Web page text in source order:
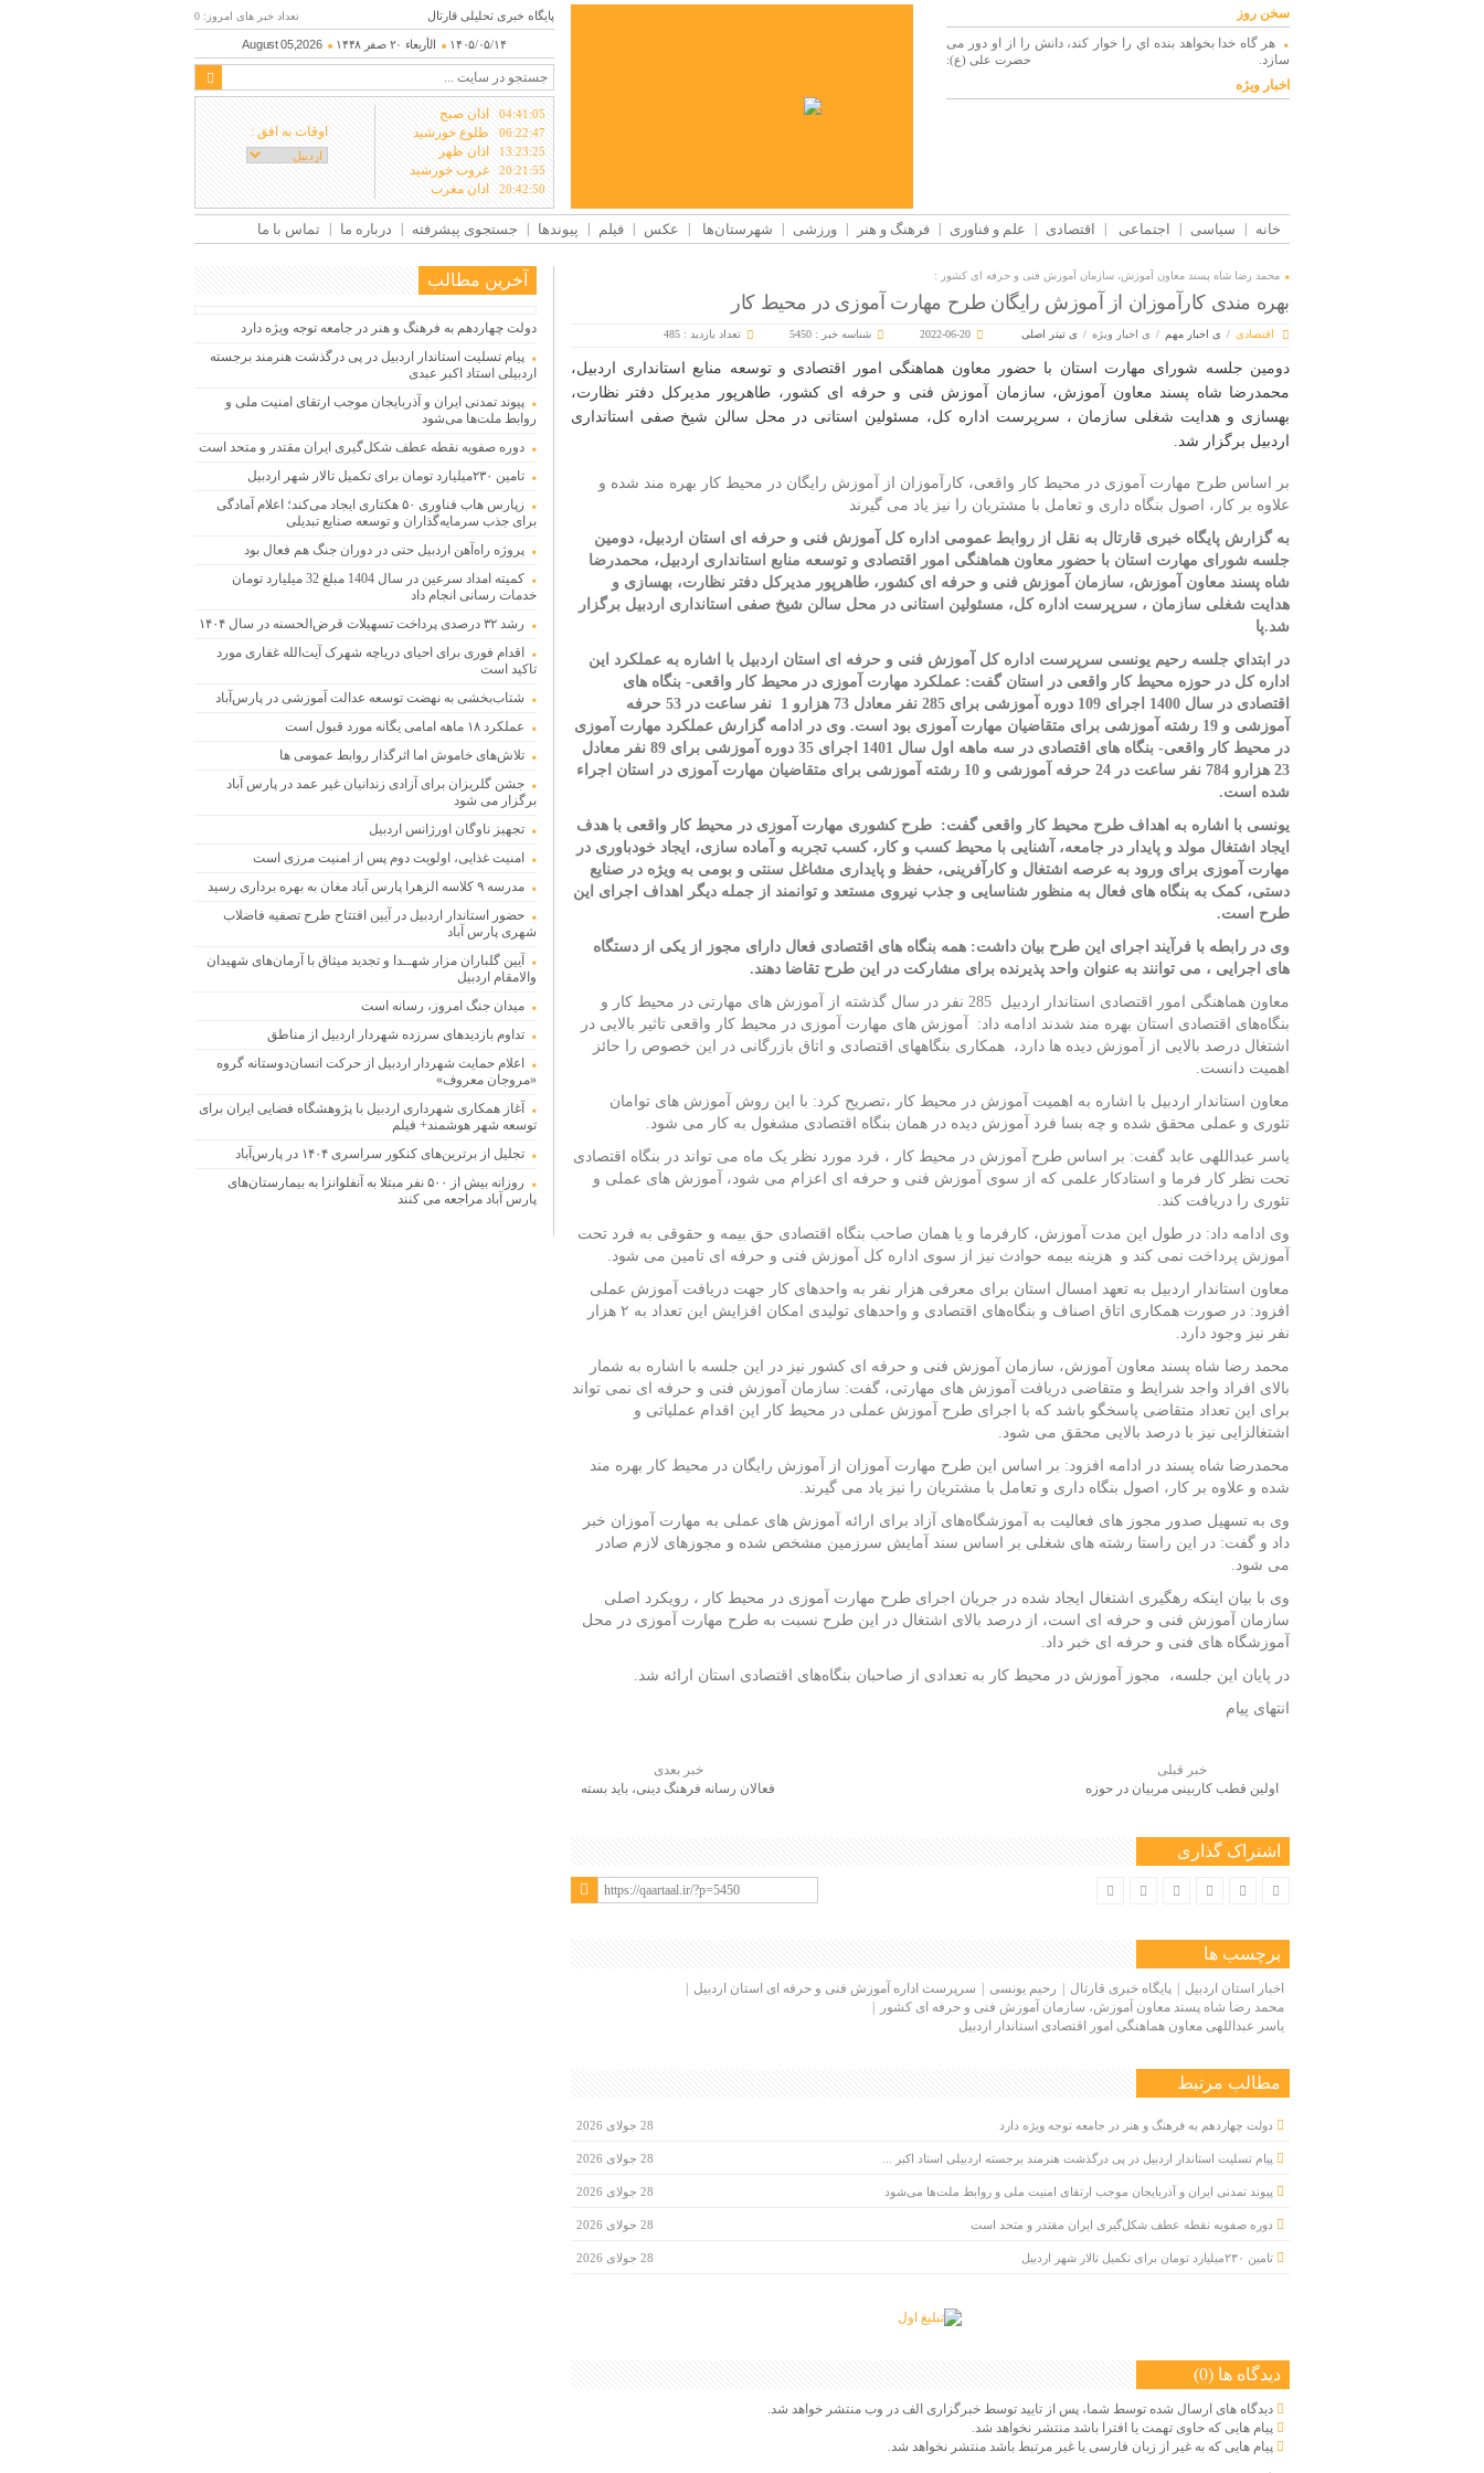
سخن روز
هر گاه خدا بخواهد بنده اي را خوار كند، دانش را از او دور می
سازد.
حضرت علی (ع):
اخبار ویژه
پایگاه خبری تحلیلی قارتال تعداد خبر های امروز: 0
۱۴۰۵/۰۵/۱۴ الأربعاء ۲۰ صفر ۱۴۴۸ August 05,2026
04:41:05 اذان صبح
06:22:47 طلوع خورشید
13:23:25 اذان ظهر
20:21:55 غروب خورشید
20:42:50 اذان مغرب
اوقات به افق :
خانه سیاسی اجتماعی اقتصادی علم و فناوری فرهنگ و هنر ورزشی شهرستان‌ها عکس فیلم پیوندها جستجوی پیشرفته درباره ما تماس با ما
محمد رضا شاه پسند معاون آموزش، سازمان آموزش فنی و حرفه ای کشور :
بهره مندی کارآموزان از آموزش رایگان طرح مهارت آموزی در محیط کار
اقتصادی / ی اخبار مهم / ی اخبار ویژه / ی تیتر اصلی 2022-06-20 شناسه خبر : 5450 تعداد بازدید : 485
دومین جلسه شورای مهارت استان با حضور معاون هماهنگی امور اقتصادی و توسعه منابع استانداری اردبیل،
محمدرضا شاه پسند معاون آموزش، سازمان آموزش فنی و حرفه ای کشور، طاهرپور مدیرکل دفتر نظارت،
بهسازی و هدایت شغلی سازمان ، سرپرست اداره کل، مسئولین استانی در محل سالن شیخ صفی استانداری
اردبیل برگزار شد.
بر اساس طرح مهارت آموزی در محیط کار واقعی، کارآموزان از آموزش رایگان در محیط کار بهره مند شده و
علاوه بر کار، اصول بنگاه داری و تعامل با مشتریان را نیز یاد می گیرند
به گزارش پایگاه خبری قارتال به نقل از روابط عمومی اداره کل آموزش فنی و حرفه ای استان اردبیل، دومین
جلسه شورای مهارت استان با حضور معاون هماهنگی امور اقتصادی و توسعه منابع استانداری اردبیل، محمدرضا
شاه پسند معاون آموزش، سازمان آموزش فنی و حرفه ای کشور، طاهرپور مدیرکل دفتر نظارت، بهسازی و
هدایت شغلی سازمان ، سرپرست اداره کل، مسئولین استانی در محل سالن شیخ صفی استانداری اردبیل برگزار
شد.پا
در ابتداي جلسه رحیم یونسی سرپرست اداره کل آموزش فنی و حرفه ای استان اردبیل با اشاره به عملکرد این
اداره کل در حوزه محیط کار واقعی در استان گفت: عملکرد مهارت آموزی در محیط کار واقعی- بنگاه های
اقتصادی در سال 1400 اجرای 109 دوره آموزشی برای 285 نفر معادل 73 هزارو 1 نفر ساعت در 53 حرفه
آموزشی و 19 رشته آموزشی برای متقاضیان مهارت آموزی بود است. وی در ادامه گزارش عملکرد مهارت آموزی
در محیط کار واقعی- بنگاه های اقتصادی در سه ماهه اول سال 1401 اجرای 35 دوره آموزشی برای 89 نفر معادل
23 هزارو 784 نفر ساعت در 24 حرفه آموزشی و 10 رشته آموزشی برای متقاضیان مهارت آموزی در استان اجراء
شده است.
یونسی با اشاره به اهداف طرح محیط کار واقعی گفت: طرح کشوری مهارت آموزی در محیط کار واقعی با هدف
ایجاد اشتغال مولد و پایدار در جامعه، آشنایی با محیط کسب و کار، کسب تجربه و آماده سازی، ایجاد خودباوری در
مهارت آموزی برای ورود به عرصه اشتغال و کارآفرینی، حفظ و پایداری مشاغل سنتی و بومی به ویژه در صنایع
دستی، کمک به بنگاه های فعال به منظور شناسایی و جذب نیروی مستعد و توانمند از جمله دیگر اهداف اجرای این
طرح است.
وی در رابطه با فرآیند اجرای این طرح بیان داشت: همه بنگاه های اقتصادی فعال دارای مجوز از یکی از دستگاه
های اجرایی ، می توانند به عنوان واحد پذیرنده برای مشارکت در این طرح تقاضا دهند.
معاون هماهنگی امور اقتصادی استاندار اردبیل 285 نفر در سال گذشته از آموزش های مهارتی در محیط کار و
بنگاه‌های اقتصادی استان بهره مند شدند ادامه داد: آموزش های مهارت آموزی در محیط کار واقعی تاثیر بالایی در
اشتغال درصد بالایی از آموزش دیده ها دارد، همکاری بنگاههای اقتصادی و اتاق بازرگانی در این خصوص را حائز
اهمیت دانست.
معاون استاندار اردبیل با اشاره به اهمیت آموزش در محیط کار ،تصریح کرد: با این روش آموزش های توامان
تئوری و عملی محقق شده و چه بسا فرد آموزش دیده در همان بنگاه اقتصادی مشغول به کار می شود.
یاسر عبداللهی عابد گفت: بر اساس طرح آموزش در محیط کار ، فرد مورد نظر یک ماه می تواند در بنگاه اقتصادی
تحت نظر کار فرما و استادکار علمی که از سوی آموزش فنی و حرفه ای اعزام می شود، آموزش های عملی و
تئوری را دریافت کند.
وی ادامه داد: در طول این مدت آموزش، کارفرما و یا همان صاحب بنگاه اقتصادی حق بیمه و حقوقی به فرد تحت
آموزش پرداخت نمی کند و هزینه بیمه حوادث نیز از سوی اداره کل آموزش فنی و حرفه ای تامین می شود.
معاون استاندار اردبیل به تعهد امسال استان برای معرفی هزار نفر به واحدهای کار جهت دریافت آموزش عملی
افزود: در صورت همکاری اتاق اصناف و بنگاه‌های اقتصادی و واحدهای تولیدی امکان افزایش این تعداد به ۲ هزار
نفر نیز وجود دارد.
محمد رضا شاه پسند معاون آموزش، سازمان آموزش فنی و حرفه ای کشور نیز در این جلسه با اشاره به شمار
بالای افراد واجد شرایط و متقاضی دریافت آموزش های مهارتی، گفت: سازمان آموزش فنی و حرفه ای نمی تواند
برای این تعداد متقاضی پاسخگو باشد که با اجرای طرح آموزش عملی در محیط کار این اقدام عملیاتی و
اشتغالزایی نیز با درصد بالایی محقق می شود.
محمدرضا شاه پسند در ادامه افزود: بر اساس این طرح مهارت آموزان از آموزش رایگان در محیط کار بهره مند
شده و علاوه بر کار، اصول بنگاه داری و تعامل با مشتریان را نیز یاد می گیرند.
وی به تسهیل صدور مجوز های فعالیت به آموزشگاه‌های آزاد برای ارائه آموزش های عملی به مهارت آموزان خبر
داد و گفت: در این راستا رشته های شغلی بر اساس سند آمایش سرزمین مشخص شده و مجوزهای لازم صادر
می شود.
وی با بیان اینکه رهگیری اشتغال ایجاد شده در جریان اجرای طرح مهارت آموزی در محیط کار ، رویکرد اصلی
سازمان آموزش فنی و حرفه ای است، از درصد بالای اشتغال در این طرح نسبت به طرح مهارت آموزی در محل
آموزشگاه های فنی و حرفه ای خبر داد.
در پایان این جلسه، مجوز آموزش در محیط کار به تعدادی از صاحبان بنگاه‌های اقتصادی استان ارائه شد.
انتهای پیام
خبر قبلی
اولین قطب کاربینی مربیان در حوزه
خبر بعدی
فعالان رسانه فرهنگ دینی، باید بسته
اشتراک گذاری
برچسب ها
اخبار استان اردبیل پایگاه خبری قارتال رحیم یونسی
سرپرست اداره آموزش فنی و حرفه ای استان اردبیل
محمد رضا شاه پسند معاون آموزش، سازمان آموزش فنی و حرفه ای کشور
یاسر عبداللهی معاون هماهنگی امور اقتصادی استاندار اردبیل
مطالب مرتبط
دولت چهاردهم به فرهنگ و هنر در جامعه توجه ویژه دارد 28 جولای 2026
پیام تسلیت استاندار اردبیل در پی درگذشت هنرمند برجسته اردبیلی استاد اکبر ... 28 جولای 2026
پیوند تمدنی ایران و آذربایجان موجب ارتقای امنیت ملی و روابط ملت‌ها می‌شود 28 جولای 2026
دوره صفویه نقطه عطف شکل‌گیری ایران مقتدر و متحد است 28 جولای 2026
تامین ۲۳۰میلیارد تومان برای تکمیل تالار شهر اردبیل 28 جولای 2026
دیدگاه ها (0)
دیدگاه های ارسال شده توسط شما، پس از تایید توسط خبرگزاری الف در وب منتشر خواهد شد.
پیام هایی که حاوی تهمت یا افترا باشد منتشر نخواهد شد.
پیام هایی که به غیر از زبان فارسی یا غیر مرتبط باشد منتشر نخواهد شد.
آخرین مطالب
دولت چهاردهم به فرهنگ و هنر در جامعه توجه ویژه دارد
پیام تسلیت استاندار اردبیل در پی درگذشت هنرمند برجسته
اردبیلی استاد اکبر عبدی
پیوند تمدنی ایران و آذربایجان موجب ارتقای امنیت ملی و
روابط ملت‌ها می‌شود
دوره صفویه نقطه عطف شکل‌گیری ایران مقتدر و متحد است
تامین ۲۳۰میلیارد تومان برای تکمیل تالار شهر اردبیل
زپارس هاب فناوری ۵۰ هکتاری ایجاد می‌کند؛ اعلام آمادگی
برای جذب سرمایه‌گذاران و توسعه صنایع تبدیلی
پروژه راه‌آهن اردبیل حتی در دوران جنگ هم فعال بود
کمیته امداد سرعین در سال 1404 مبلغ 32 میلیارد تومان
خدمات رسانی انجام داد
رشد ۳۲ درصدی پرداخت تسهیلات قرض‌الحسنه در سال ۱۴۰۴
اقدام فوری برای احیای دریاچه شهرک آیت‌الله غفاری مورد
تاکید است
شتاب‌بخشی به نهضت توسعه عدالت آموزشی در پارس‌آباد
عملکرد ۱۸ ماهه امامی یگانه مورد قبول است
تلاش‌های خاموش اما اثرگذار روابط عمومی ها
جشن گلریزان برای آزادی زندانیان غیر عمد در پارس آباد
برگزار می شود
تجهیز ناوگان اورژانس اردبیل
امنیت غذایی، اولویت دوم پس از امنیت مرزی است
مدرسه ۹ کلاسه الزهرا پارس آباد مغان به بهره برداری رسید
حضور استاندار اردبیل در آیین افتتاح طرح تصفیه فاضلاب
شهری پارس آباد
آیین گلباران مزار شهــدا و تجدید میثاق با آرمان‌های شهیدان
والامقام اردبیل
میدان جنگ امروز، رسانه است
تداوم بازدیدهای سرزده شهردار اردبیل از مناطق
اعلام حمایت شهردار اردبیل از حرکت انسان‌دوستانه گروه
«مروجان معروف»
آغاز همکاری شهرداری اردبیل با پژوهشگاه فضایی ایران برای
توسعه شهر هوشمند+ فیلم
تجلیل از برترین‌های کنکور سراسری ۱۴۰۴ در پارس‌آباد
روزانه بیش از ۵۰۰ نفر مبتلا به آنفلوانزا به بیمارستان‌های
پارس آباد مراجعه می کنند